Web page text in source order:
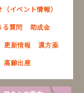
（イベント情報）
る質問 助成金
更新情報 漢方薬
高齢出産